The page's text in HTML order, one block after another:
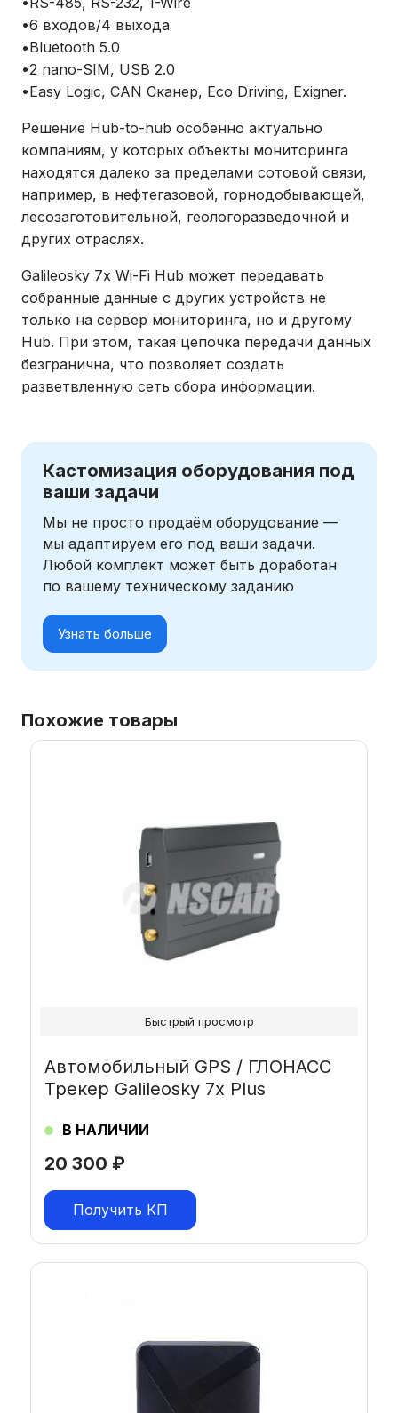
•6 входов/4 выхода
•Bluetooth 5.0
•2 nano-SIM, USB 2.0
•Easy Logic, CAN Сканер, Eco Driving, Exigner.
Решение Hub-to-hub особенно актуально
компаниям, у которых объекты мониторинга
находятся далеко за пределами сотовой связи,
например, в нефтегазовой, горнодобывающей,
лесозаготовительной, геологоразведочной и
других отраслях.
Galileosky 7x Wi-Fi Hub может передавать
собранные данные с других устройств не
только на сервер мониторинга, но и другому
Hub. При этом, такая цепочка передачи данных
безгранична, что позволяет создать
разветвленную сеть сбора информации.
Кастомизация оборудования под
ваши задачи
Мы не просто продаём оборудование —
мы адаптируем его под ваши задачи.
Любой комплект может быть доработан
по вашему техническому заданию
Узнать больше
Похожие товары
20 300 ₽
Автомобильный GPS / ГЛОНАСС
Трекер Galileosky 7x Plus
В НАЛИЧИИ
Получить КП
Быстрый просмотр